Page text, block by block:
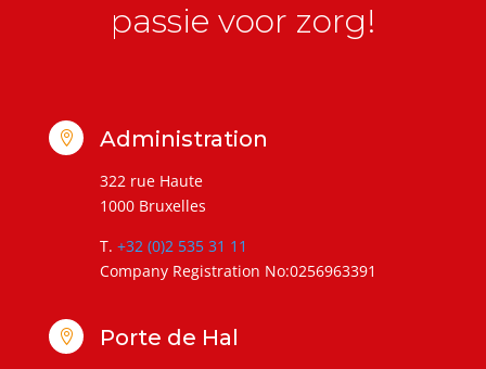
passie voor zorg!
 Administration
322 rue Haute
1000 Bruxelles
T. +32 (0)2 535 31 11
Company Registration No:0256963391
 Porte de Hal